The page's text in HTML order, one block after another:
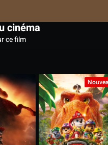
cinéma
ce film